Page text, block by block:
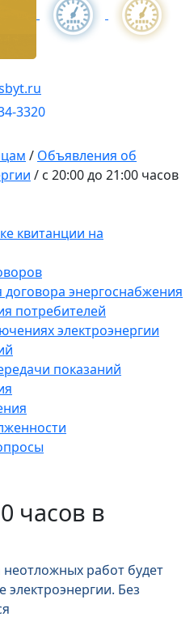
3320
/ Объявления об
/ с 20:00 до 21:00 часов
квитанции на
энергоснабжения
потребителей
электроэнергии
показаний
часов в
работ будет
Без